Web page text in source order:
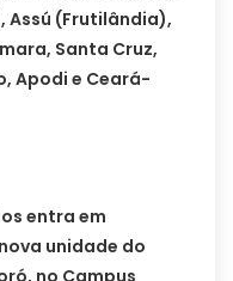
Assú (Frutilândia),
Santa Cruz,
Apodi e Ceará-
entra em
unidade do